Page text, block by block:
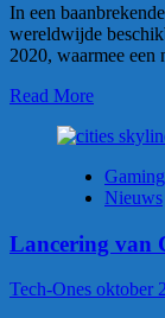
In een
wereldwijde
2020, waarmee een
Read More
Gaming
Nieuws
Lancering van
Tech-Ones oktober